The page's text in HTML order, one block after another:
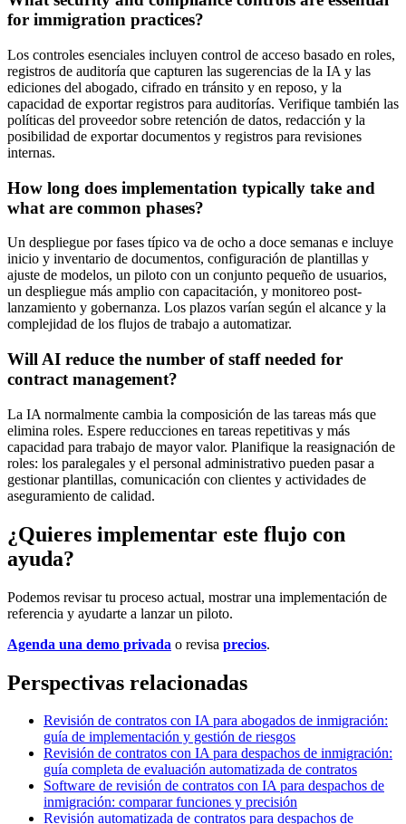
for immigration practices?
Los controles esenciales incluyen control de acceso basado en roles,
registros de auditoría que capturen las sugerencias de la IA y las
ediciones del abogado, cifrado en tránsito y en reposo, y la
capacidad de exportar registros para auditorías. Verifique también las
políticas del proveedor sobre retención de datos, redacción y la
posibilidad de exportar documentos y registros para revisiones
internas.
How long does implementation typically take and
what are common phases?
Un despliegue por fases típico va de ocho a doce semanas e incluye
inicio y inventario de documentos, configuración de plantillas y
ajuste de modelos, un piloto con un conjunto pequeño de usuarios,
un despliegue más amplio con capacitación, y monitoreo post-
lanzamiento y gobernanza. Los plazos varían según el alcance y la
complejidad de los flujos de trabajo a automatizar.
Will AI reduce the number of staff needed for
contract management?
La IA normalmente cambia la composición de las tareas más que
elimina roles. Espere reducciones en tareas repetitivas y más
capacidad para trabajo de mayor valor. Planifique la reasignación de
roles: los paralegales y el personal administrativo pueden pasar a
gestionar plantillas, comunicación con clientes y actividades de
aseguramiento de calidad.
¿Quieres implementar este flujo con
ayuda?
Podemos revisar tu proceso actual, mostrar una implementación de
referencia y ayudarte a lanzar un piloto.
Agenda una demo privada o revisa precios.
Perspectivas relacionadas
Revisión de contratos con IA para abogados de inmigración:
guía de implementación y gestión de riesgos
Revisión de contratos con IA para despachos de inmigración:
guía completa de evaluación automatizada de contratos
Software de revisión de contratos con IA para despachos de
inmigración: comparar funciones y precisión
Revisión automatizada de contratos para despachos de